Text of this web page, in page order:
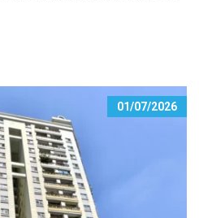
01/07/2026